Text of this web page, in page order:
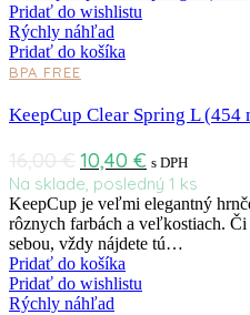
Pridať do wishlistu
Rýchly náhľad
Pridať do košíka
BPA FREE
KeepCup Clear Spring L (454
10,40 € s DPH
Na sklade, posledný 1 ks
KeepCup je veľmi elegantný
rôznych farbách a veľkostiach.
sebou, vždy nájdete tú…
Pridať do košíka
Pridať do wishlistu
Rýchly náhľad